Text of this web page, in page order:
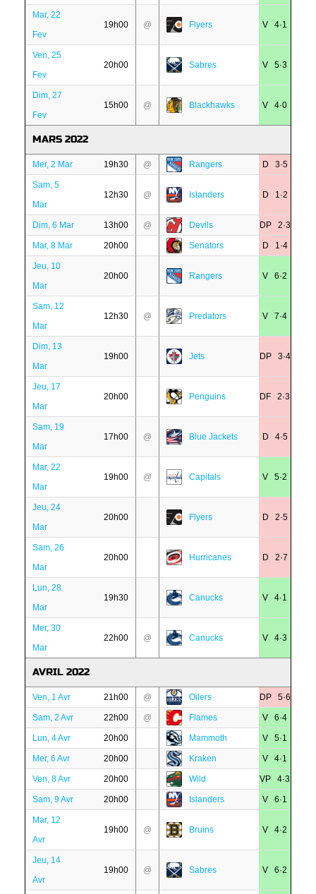
Mar, 22
Fev
19h00 @ Flyers V 4·1
Ven, 25
Fev
20h00 Sabres V 5·3
Dim, 27
Fev
15h00 @ Blackhawks V 4·0
MARS 2022
Mer, 2 Mar 19h30 @ Rangers D 3·5
Sam, 5
Mar
12h30 @ Islanders D 1·2
Dim, 6 Mar 13h00 @ Devils DP 2·3
Mar, 8 Mar 20h00 Senators D 1·4
Jeu, 10
Mar
20h00 Rangers V 6·2
Sam, 12
Mar
12h30 @ Predators V 7·4
Dim, 13
Mar
19h00 Jets DP 3·4
Jeu, 17
Mar
20h00 Penguins DF 2·3
Sam, 19
Mar
17h00 @ Blue Jackets D 4·5
Mar, 22
Mar
19h00 @ Capitals V 5·2
Jeu, 24
Mar
20h00 Flyers D 2·5
Sam, 26
Mar
20h00 Hurricanes D 2·7
Lun, 28
Mar
19h30 Canucks V 4·1
Mer, 30
Mar
22h00 @ Canucks V 4·3
AVRIL 2022
Ven, 1 Avr 21h00 @ Oilers DP 5·6
Sam, 2 Avr 22h00 @ Flames V 6·4
Lun, 4 Avr 20h00 Mammoth V 5·1
Mer, 6 Avr 20h00 Kraken V 4·1
Ven, 8 Avr 20h00 Wild VP 4·3
Sam, 9 Avr 20h00 Islanders V 6·1
Mar, 12
Avr
19h00 @ Bruins V 4·2
Jeu, 14
Avr
19h00 @ Sabres V 6·2